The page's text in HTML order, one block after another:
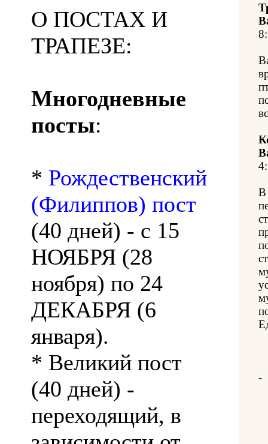
О ПОСТАХ И
ТРАПЕЗЕ:
Многодневные
посты:
* Рождественский
(Филиппов) пост
(40 дней) - с 15
НОЯБРЯ (28
ноября) по 24
ДЕКАБРЯ (6
января).
* Великий пост
(40 дней) -
переходящий, в
8:
4:
В
-